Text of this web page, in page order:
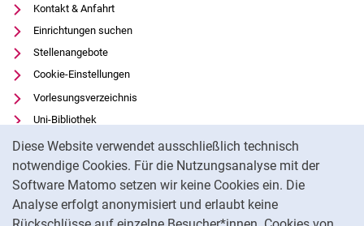
Diese Website verwendet ausschließlich technisch
notwendige Cookies. Für die Nutzungsanalyse mit der
Software Matomo setzen wir keine Cookies ein. Die
Analyse erfolgt anonymisiert und erlaubt keine
Kontakt & Anfahrt
Einrichtungen suchen
Stellenangebote
Cookie-Einstellungen
Vorlesungsverzeichnis
Uni-Bibliothek
Moodle
Panopto
Datenschutz
Barrierefreiheit